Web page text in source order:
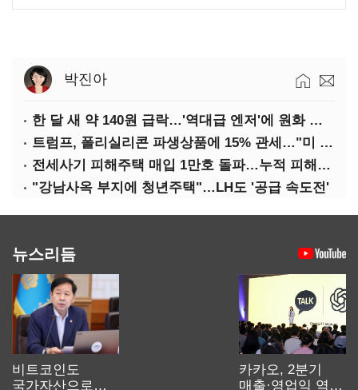
박진아
한 달 새 약 140원 급락…'역대급 엔저'에 원화 변곡점
트럼프, 폴리실리콘 파생상품에 15% 관세…"미 산업 재건"
전세사기 피해주택 매입 1만호 돌파…누적 피해자 4만278명
"강남사옥 부지에 청년주택"…LH도 '공급 속도전'
뉴스리듬
비트코인도
국가자산으로…'
카카오, 2분기
매출·영업익 역대